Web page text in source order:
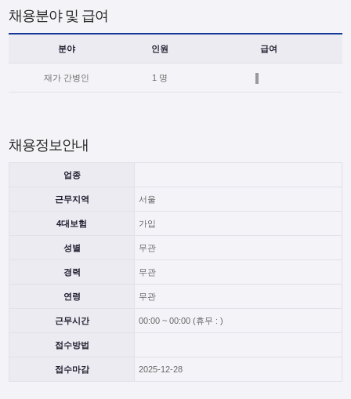
채용분야 및 급여
분야 인원 급여
재가 간병인 1 명
채용정보안내
업종
근무지역 서울
4대보험 가입
성별 무관
경력 무관
연령 무관
근무시간 00:00 ~ 00:00 (휴무 : )
접수방법
접수마감 2025-12-28